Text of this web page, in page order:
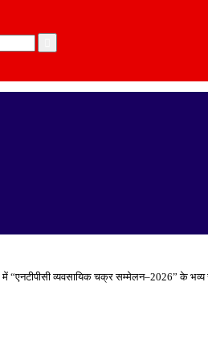
Search
में “एनटीपीसी व्यवसायिक चक्र सम्मेलन–2026” के